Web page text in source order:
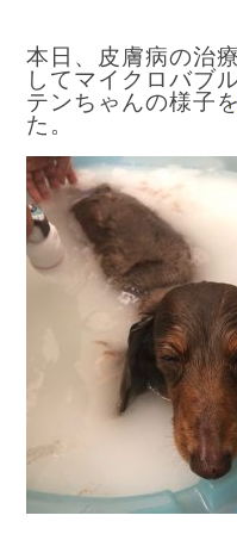
本日、皮膚病の治
してマイクロバブ
テンちゃんの様子を
た。